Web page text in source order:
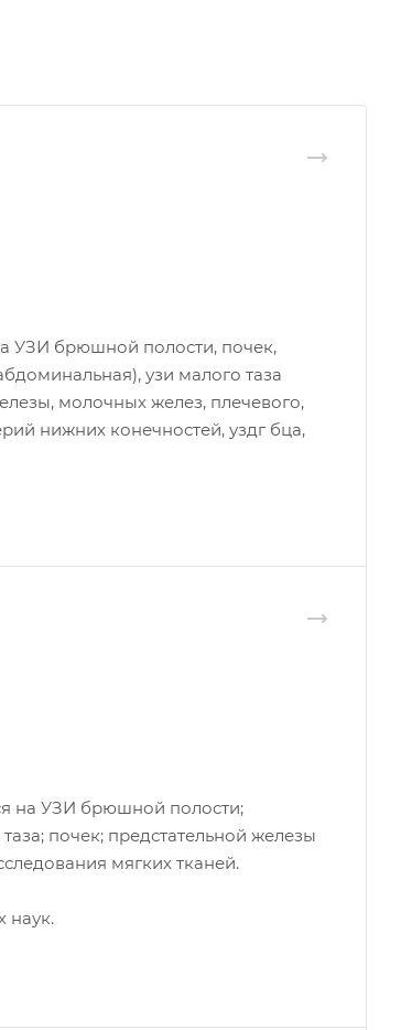
УЗИ брюшной полости, почек,
узи малого таза
молочных желез, плечевого,
нижних конечностей, уздг бца,
на УЗИ брюшной полости;
почек; предстательной железы
мягких тканей.
наук.